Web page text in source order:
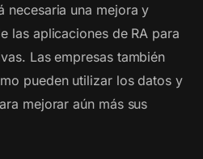
necesaria una mejora y
las aplicaciones de RA para
Las empresas también
pueden utilizar los datos y
mejorar aún más sus